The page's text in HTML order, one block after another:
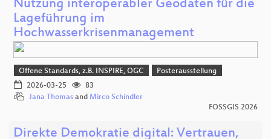
Nutzung interoperabler Geodaten für die
Lageführung im
Hochwasserkrisenmanagement
Offene Standards, z.B. INSPIRE, OGC
Posterausstellung
2026-03-25
83
Jana Thomas and Mirco Schindler
FOSSGIS 2026
Direkte Demokratie digital: Vertrauen,